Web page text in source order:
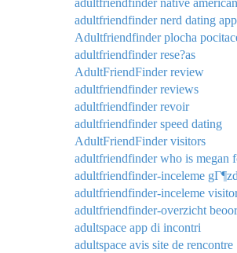
adultfriendfinder native
adultfriendfinder nerd dating app
Adultfriendfinder plocha
adultfriendfinder rese?as
AdultFriendFinder review
adultfriendfinder reviews
adultfriendfinder revoir
adultfriendfinder speed dating
AdultFriendFinder visitors
adultfriendfinder who is megan
adultfriendfinder-inceleme
adultfriendfinder-inceleme
adultfriendfinder-overzicht
adultspace app di incontri
adultspace avis site de rencontre